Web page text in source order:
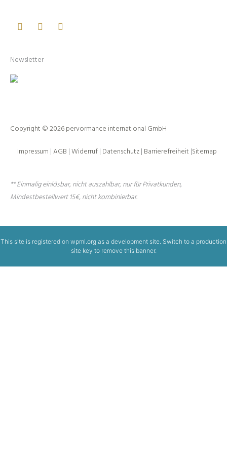
FacebookYoutubeInstagram
Newsletter
Copyright © 2026 pervormance international GmbH
Impressum |AGB |Widerruf| Datenschutz| Barrierefreiheit |Sitemap
** Einmalig einlösbar, nicht auszahlbar, nur für Privatkunden,
Mindestbestellwert 15€, nicht kombinierbar.
This site is registered on wpml.org as a development site. Switch to a production
site key to remove this banner.